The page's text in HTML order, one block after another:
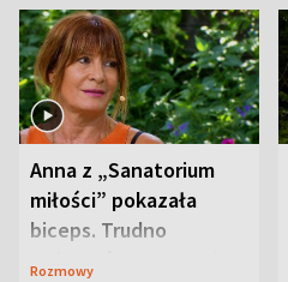
Anna z „Sanatorium
miłości” pokazała
biceps. Trudno
uwierzyć, co przeszła
Rozmowy